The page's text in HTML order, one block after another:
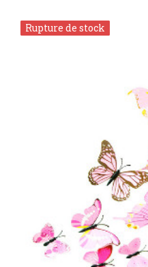
Rupture de stock
Rupture de stock